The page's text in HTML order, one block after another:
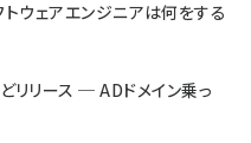
ウェアエンジニアは何をする
リリース ─ ADドメイン乗っ